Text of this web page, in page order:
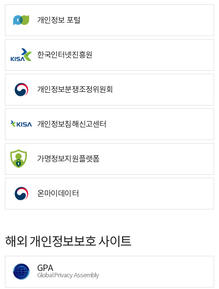
개인정보 포털
한국인터넷진흥원
개인정보분쟁조정위원회
개인정보침해신고센터
가명정보지원플랫폼
온마이데이터
해외 개인정보보호 사이트
GPA
Global Privacy Assembly